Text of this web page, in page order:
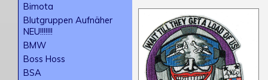
Bimota
Blutgruppen Aufnäher
NEU!!!!!!!
BMW
Boss Hoss
BSA